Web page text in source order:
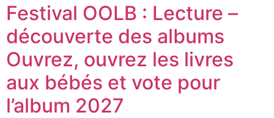
Festival OOLB : Lecture –
découverte des albums
Ouvrez, ouvrez les livres
aux bébés et vote pour
l’album 2027